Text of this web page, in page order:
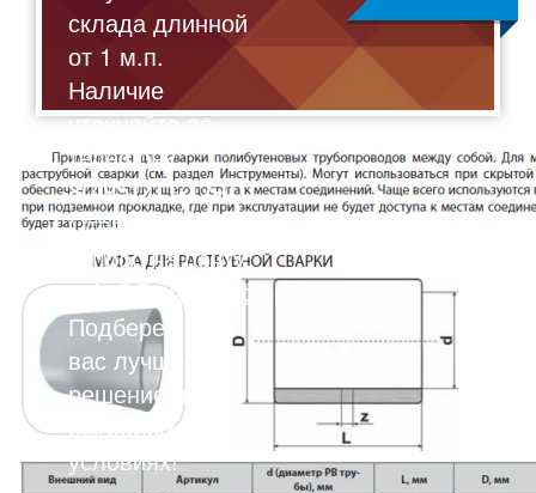
склада длинной
от 1 м.п.
Наличие
уточняйте по
телефону:
8(495)211-17-01
Отправляйте
запрос на почту:
sale@flexalen.company
Подберем для
вас лучшее
решение на
выгодных
условиях!